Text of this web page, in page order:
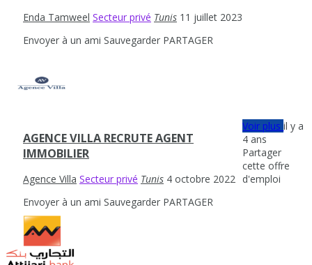
Enda Tamweel Secteur privé Tunis 11 juillet 2023
Envoyer à un ami Sauvegarder PARTAGER
AGENCE VILLA RECRUTE AGENT
IMMOBILIER
Agence Villa Secteur privé Tunis 4 octobre 2022
Envoyer à un ami Sauvegarder PARTAGER
Voir plusil y a
4 ans
Partager
cette offre
d'emploi